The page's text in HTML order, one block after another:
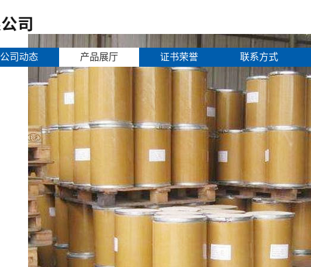
公司动态 产品展厅 证书荣誉 联系方式